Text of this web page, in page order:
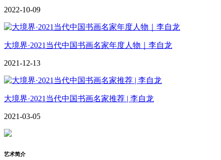
2022-10-09
大境界·2021当代中国书画名家年度人物｜李自龙
2021-12-13
大境界·2021当代中国书画名家推荐 | 李自龙
2021-03-05
艺术简介